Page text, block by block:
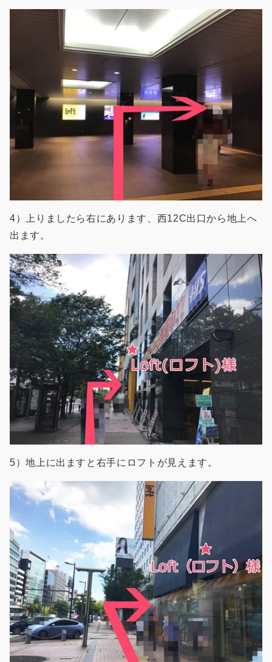
4）上りましたら右にあります、西12C出口から地上へ
出ます。
5）地上に出ますと右手にロフトが見えます。